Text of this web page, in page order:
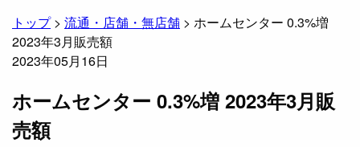
トップ> 流通・店舗・無店舗 > ホームセンター 0.3%増
2023年3月販売額
2023年05月16日
ホームセンター 0.3%増 2023年3月販
売額